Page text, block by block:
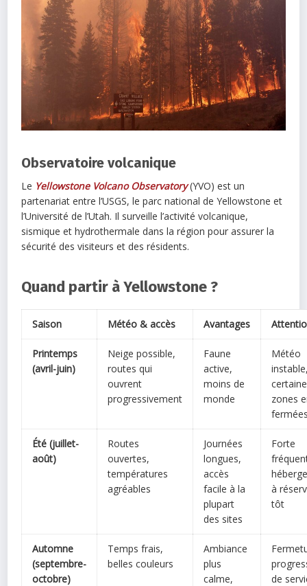
Observatoire volcanique
Le Yellowstone Volcano Observatory (YVO) est un
partenariat entre l’USGS, le parc national de Yellowstone et
l’Université de l’Utah. Il surveille l’activité volcanique,
sismique et hydrothermale dans la région pour assurer la
sécurité des visiteurs et des résidents.
Quand partir à Yellowstone ?
Saison Météo & accès Avantages
Printemps
(avril-juin)
Neige possible,
routes qui
ouvrent
progressivement
Faune
active,
moins de
monde
Météo
zones
Été (juillet-
août)
Routes
ouvertes,
températures
agréables
Journées
longues,
accès
facile à la
plupart
des sites
Forte
à
tôt
Automne
(septembre-
octobre)
Temps frais,
belles couleurs
Ambiance
plus
calme,
de